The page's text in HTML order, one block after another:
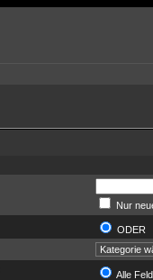
Nur
ODER
Alle